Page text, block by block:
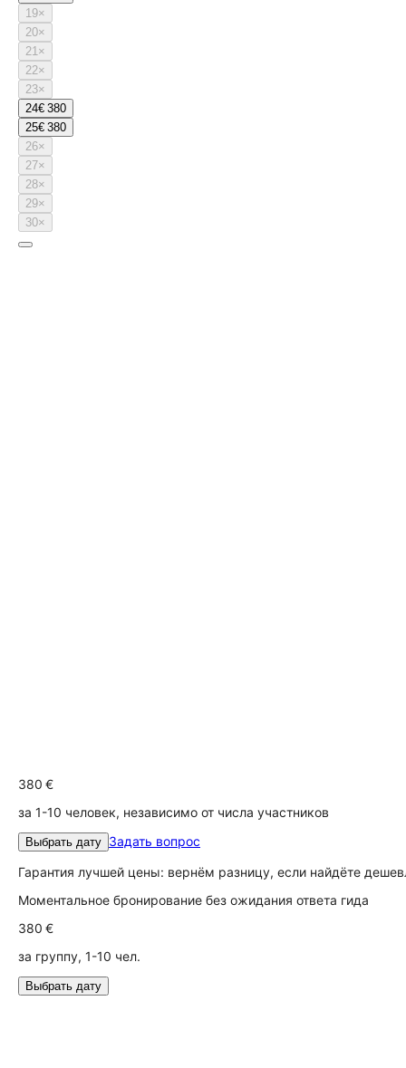
19×
20×
21×
22×
23×
24€ 380
25€ 380
26×
27×
28×
29×
30×
380 €
за 1-10 человек, независимо от числа участников
Выбрать дату Задать вопрос
Гарантия лучшей цены: вернём разницу, если найдёте
Моментальное бронирование без ожидания ответа гида
380 €
за группу, 1-10 чел.
Выбрать дату